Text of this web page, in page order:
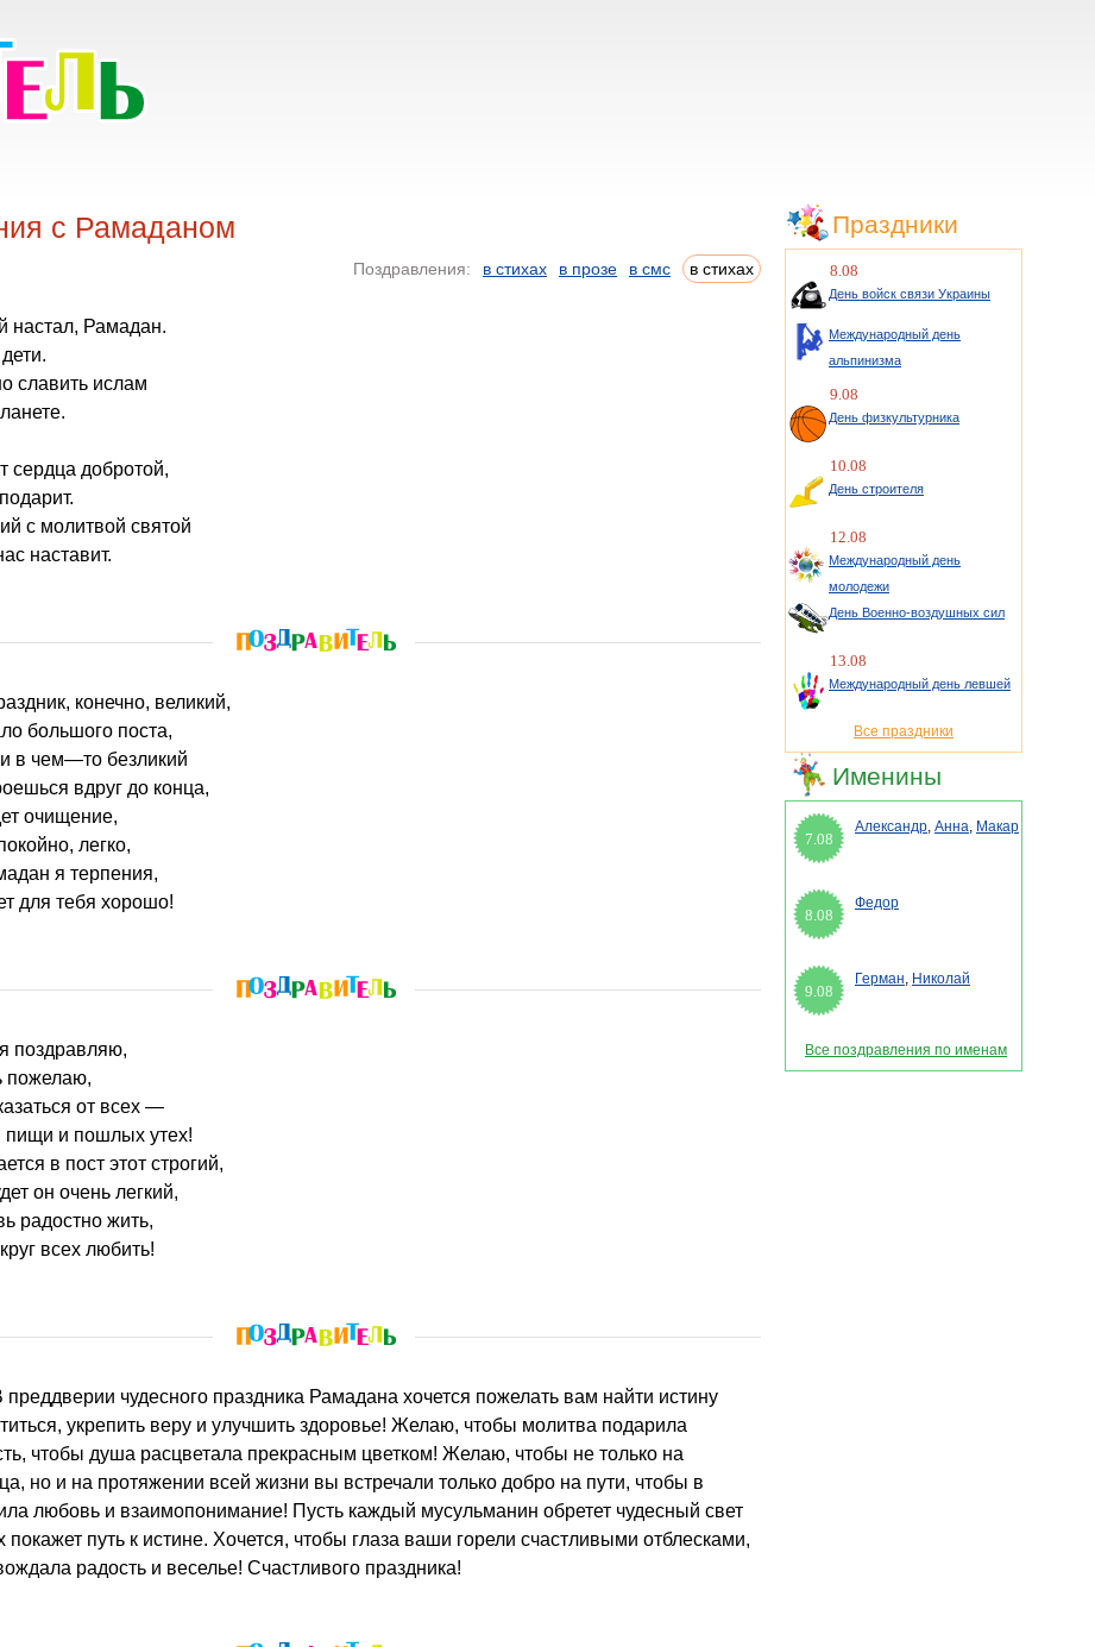
с Рамаданом
Поздравления: в стихах в прозе в смс в стихах
настал, Рамадан.
славить ислам
сердца добротой,
с молитвой святой
наставит.
конечно, великий,
большого поста,
в чем—то безликий
вдруг до конца,
очищение,
легко,
я терпения,
для тебя хорошо!
поздравляю,
пожелаю,
от всех —
пищи и пошлых утех!
в пост этот строгий,
он очень легкий,
радостно жить,
всех любить!
укрепить веру и улучшить здоровье! Желаю, чтобы молитва подарила
чтобы душа расцветала прекрасным цветком! Желаю, чтобы не только на
но и на протяжении всей жизни вы встречали только добро на пути, чтобы в
любовь и взаимопонимание! Пусть каждый мусульманин обретет чудесный свет
покажет путь к истине. Хочется, чтобы глаза ваши горели счастливыми отблесками,
радость и веселье! Счастливого праздника!
Праздники
8.08
День войск связи Украины
Международный день
альпинизма
9.08
День физкультурника
10.08
День строителя
12.08
Международный день
молодежи
День Военно-воздушных сил
13.08
Международный день левшей
Все праздники
Именины
7.08
Александр, Анна, Макар
8.08
Федор
9.08
Герман, Николай
Все поздравления по именам